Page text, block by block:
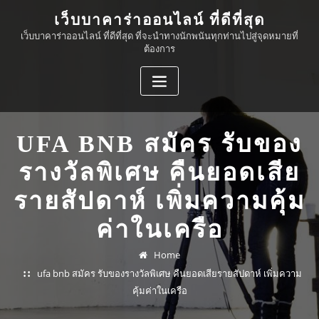
content
เว็บบาคาร่าออนไลน์ ที่ดีที่สุด
เว็บบาคาร่าออนไลน์ ที่ดีที่สุด ที่จะนำทางนักพนันทุกท่านไปสู่จุดหมายที่
ต้องการ
UFA BNB สมัคร รับของ
รางวัลพิเศษ คืนยอดเสีย
รายสัปดาห์ เพิ่มความคุ้ม
ค่าในเครือ
Home
ufa bnb สมัคร รับของรางวัลพิเศษ คืนยอดเสียรายสัปดาห์ เพิ่มความ
คุ้มค่าในเครือ